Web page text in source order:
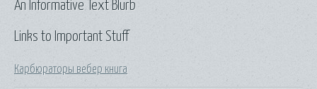
Links to Important Stuff
Карбюраторы вебер книга
An Informative Text Blurb